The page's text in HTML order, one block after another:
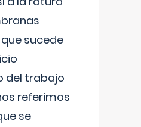
sucede
del trabajo
referimos
se